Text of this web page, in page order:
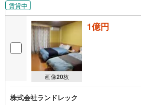
賃貸中
画像20枚
1億円
株式会社ランドレック